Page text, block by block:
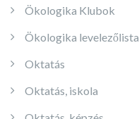
Ökologika Klubok
Ökologika levelezőlista
Oktatás
Oktatás, iskola